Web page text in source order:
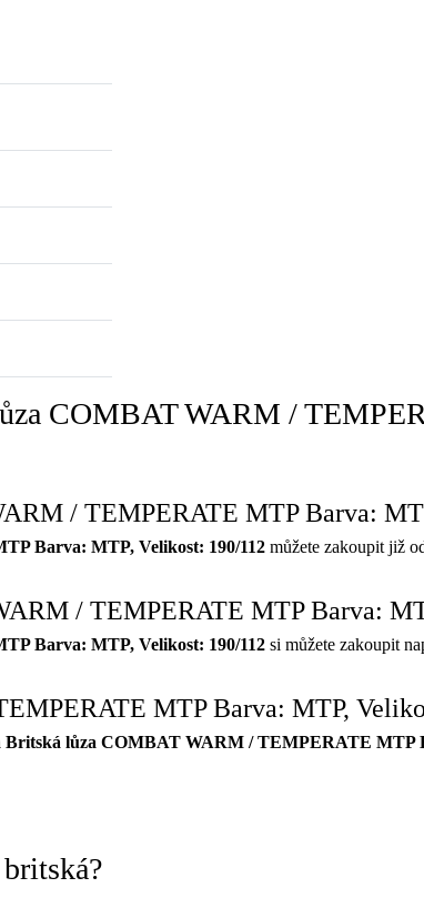
COMBAT WARM /
/ TEMPERATE MTP Barva:
Barva: MTP, Velikost: 190/112 můžete zakoupit již
/ TEMPERATE MTP Barva:
Barva: MTP, Velikost: 190/112 si můžete zakoupit
MTP Barva: MTP,
Britská lůza COMBAT WARM / TEMPERATE MTP